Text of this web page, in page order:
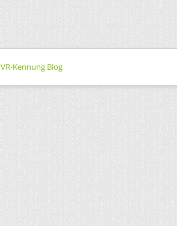
VR-Kennung Blog